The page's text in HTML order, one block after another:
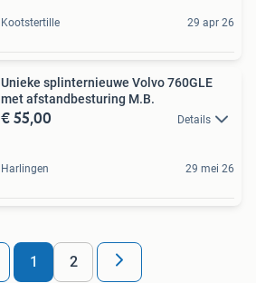
Kootstertille 29 apr 26
Unieke splinternieuwe Volvo 760GLE
met afstandbesturing M.B.
€ 55,00 Details
Harlingen 29 mei 26
1 2